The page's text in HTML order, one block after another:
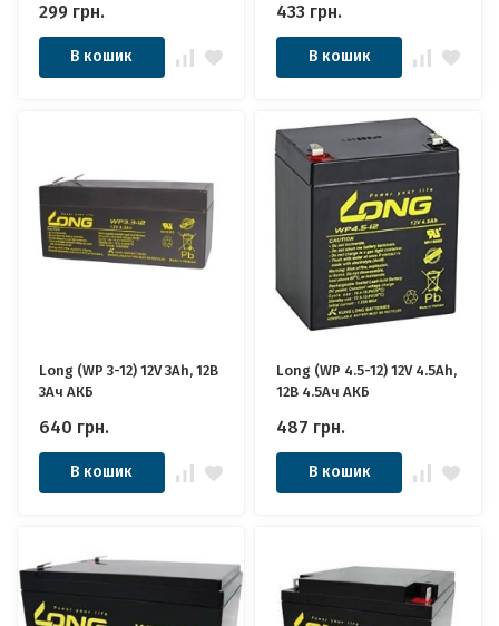
299 грн.
В кошик
433 грн.
В кошик
Long (WP 3-12) 12V 3Ah, 12В
3Ач АКБ
640 грн.
В кошик
Long (WP 4.5-12) 12V 4.5Ah,
12В 4.5Ач АКБ
487 грн.
В кошик